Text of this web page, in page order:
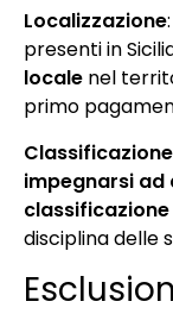
Localizzazione
presenti in
locale nel
primo
Classificazione
impegnarsi ad
classificazione
disciplina delle